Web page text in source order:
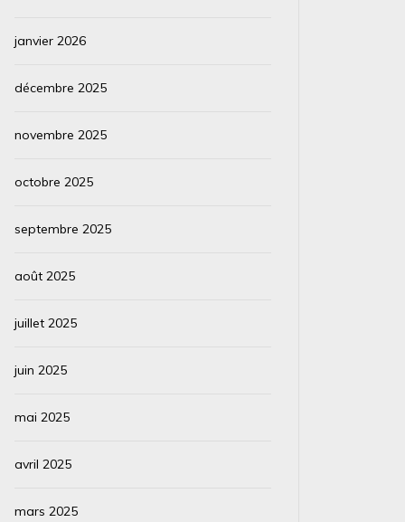
janvier 2026
décembre 2025
novembre 2025
octobre 2025
septembre 2025
août 2025
juillet 2025
juin 2025
mai 2025
avril 2025
mars 2025